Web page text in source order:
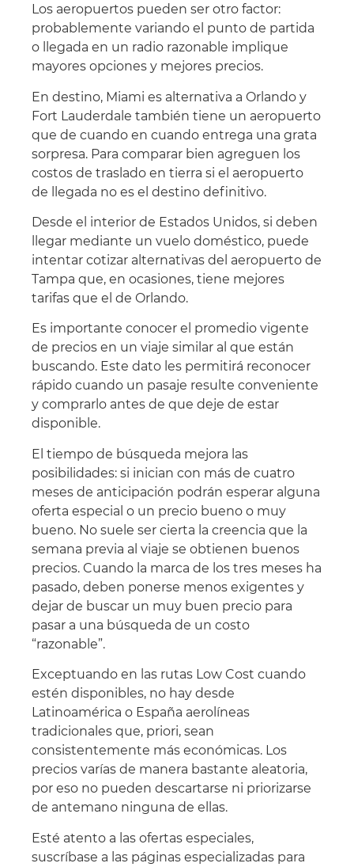
Los aeropuertos pueden ser otro factor:
probablemente variando el punto de partida
o llegada en un radio razonable implique
mayores opciones y mejores precios.
En destino, Miami es alternativa a Orlando y
Fort Lauderdale también tiene un aeropuerto
que de cuando en cuando entrega una grata
sorpresa. Para comparar bien agreguen los
costos de traslado en tierra si el aeropuerto
de llegada no es el destino definitivo.
Desde el interior de Estados Unidos, si deben
llegar mediante un vuelo doméstico, puede
intentar cotizar alternativas del aeropuerto de
Tampa que, en ocasiones, tiene mejores
tarifas que el de Orlando.
Es importante conocer el promedio vigente
de precios en un viaje similar al que están
buscando. Este dato les permitirá reconocer
rápido cuando un pasaje resulte conveniente
y comprarlo antes de que deje de estar
disponible.
El tiempo de búsqueda mejora las
posibilidades: si inician con más de cuatro
meses de anticipación podrán esperar alguna
oferta especial o un precio bueno o muy
bueno. No suele ser cierta la creencia que la
semana previa al viaje se obtienen buenos
precios. Cuando la marca de los tres meses ha
pasado, deben ponerse menos exigentes y
dejar de buscar un muy buen precio para
pasar a una búsqueda de un costo
“razonable”.
Exceptuando en las rutas Low Cost cuando
estén disponibles, no hay desde
Latinoamérica o España aerolíneas
tradicionales que, priori, sean
consistentemente más económicas. Los
precios varías de manera bastante aleatoria,
por eso no pueden descartarse ni priorizarse
de antemano ninguna de ellas.
Esté atento a las ofertas especiales,
suscríbase a las páginas especializadas para